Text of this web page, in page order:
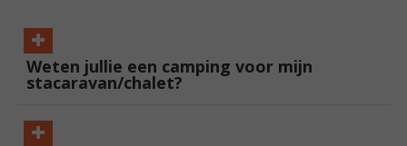
Weten jullie een camping voor mijn
stacaravan/chalet?